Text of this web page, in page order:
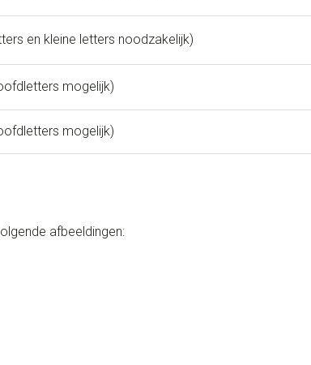
en kleine letters noodzakelijk)
mogelijk)
mogelijk)
afbeeldingen: